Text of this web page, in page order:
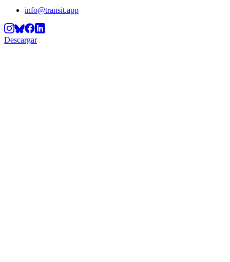
info@transit.app
Descargar